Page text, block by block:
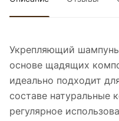
Укрепляющий
основе щадящих
идеально подходит
составе натуральные
регулярное